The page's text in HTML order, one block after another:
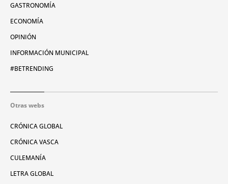
GASTRONOMÍA
ECONOMÍA
OPINIÓN
INFORMACIÓN MUNICIPAL
#BETRENDING
Otras webs
CRÓNICA GLOBAL
CRÓNICA VASCA
CULEMANÍA
LETRA GLOBAL